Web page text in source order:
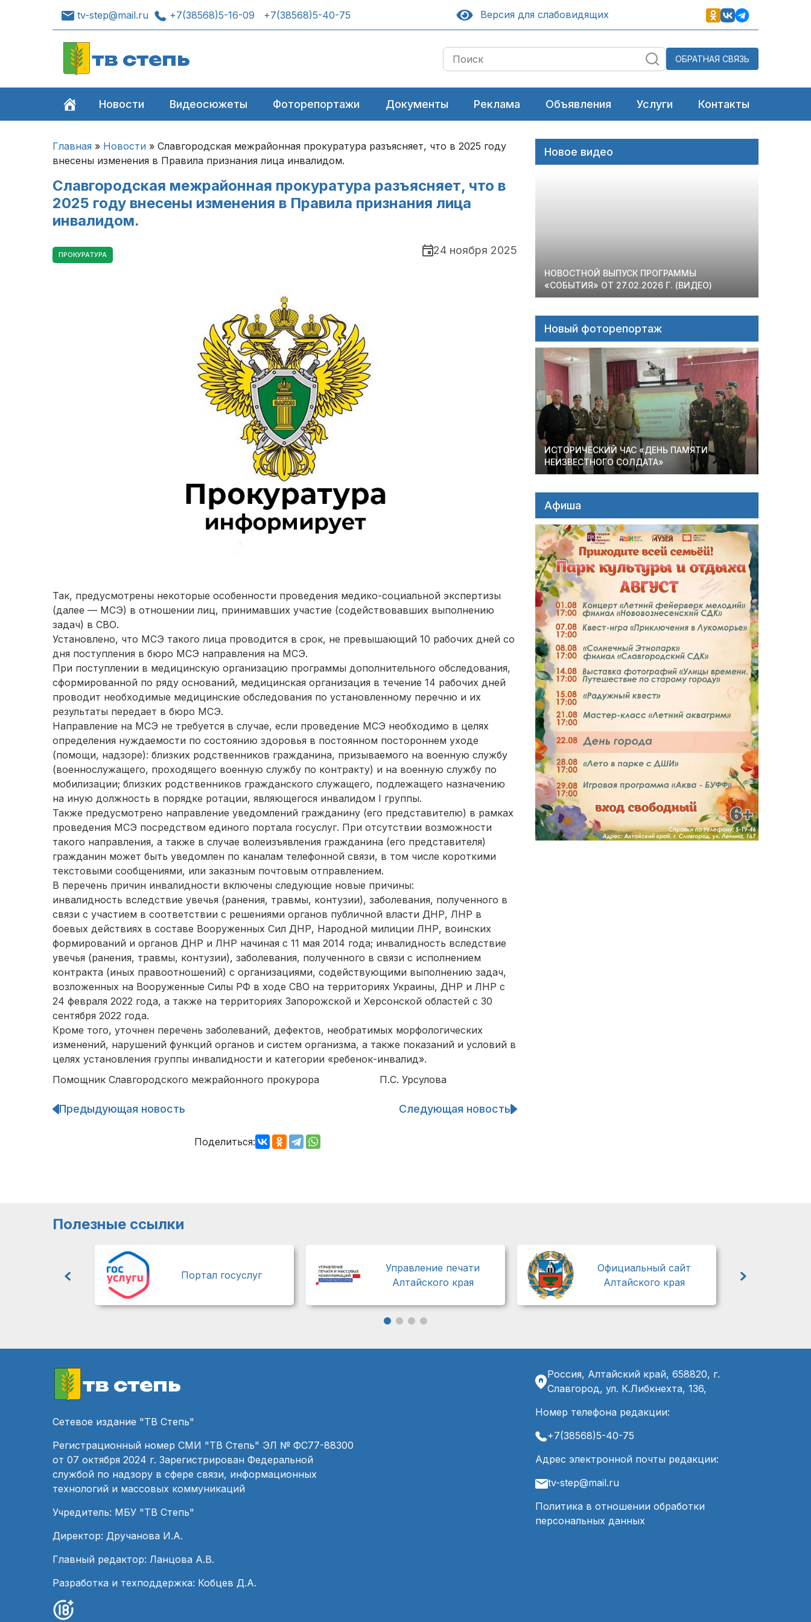
tv-step@mail.ru +7(38568)5-16-09 +7(38568)5-40-75 Версия для слабовидящих
тв степь ОБРАТНАЯ СВЯЗЬ
Новости Видеосюжеты Фоторепортажи Документы Реклама Объявления Услуги Контакты
Главная » Новости » Славгородская межрайонная прокуратура разъясняет, что в 2025 году
внесены изменения в Правила признания лица инвалидом.
Славгородская межрайонная прокуратура разъясняет, что в
2025 году внесены изменения в Правила признания лица
инвалидом.
ПРОКУРАТУРА 24 ноября 2025
Так, предусмотрены некоторые особенности проведения медико-социальной экспертизы
(далее — МСЭ) в отношении лиц, принимавших участие (содействовавших выполнению
задач) в СВО.
Установлено, что МСЭ такого лица проводится в срок, не превышающий 10 рабочих дней со
дня поступления в бюро МСЭ направления на МСЭ.
При поступлении в медицинскую организацию программы дополнительного обследования,
сформированной по ряду оснований, медицинская организация в течение 14 рабочих дней
проводит необходимые медицинские обследования по установленному перечню и их
результаты передает в бюро МСЭ.
Направление на МСЭ не требуется в случае, если проведение МСЭ необходимо в целях
определения нуждаемости по состоянию здоровья в постоянном постороннем уходе
(помощи, надзоре): близких родственников гражданина, призываемого на военную службу
(военнослужащего, проходящего военную службу по контракту) и на военную службу по
мобилизации; близких родственников гражданского служащего, подлежащего назначению
на иную должность в порядке ротации, являющегося инвалидом I группы.
Также предусмотрено направление уведомлений гражданину (его представителю) в рамках
проведения МСЭ посредством единого портала госуслуг. При отсутствии возможности
такого направления, а также в случае волеизъявления гражданина (его представителя)
гражданин может быть уведомлен по каналам телефонной связи, в том числе короткими
текстовыми сообщениями, или заказным почтовым отправлением.
В перечень причин инвалидности включены следующие новые причины:
инвалидность вследствие увечья (ранения, травмы, контузии), заболевания, полученного в
связи с участием в соответствии с решениями органов публичной власти ДНР, ЛНР в
боевых действиях в составе Вооруженных Сил ДНР, Народной милиции ЛНР, воинских
формирований и органов ДНР и ЛНР начиная с 11 мая 2014 года; инвалидность вследствие
увечья (ранения, травмы, контузии), заболевания, полученного в связи с исполнением
контракта (иных правоотношений) с организациями, содействующими выполнению задач,
возложенных на Вооруженные Силы РФ в ходе СВО на территориях Украины, ДНР и ЛНР с
24 февраля 2022 года, а также на территориях Запорожской и Херсонской областей с 30
сентября 2022 года.
Кроме того, уточнен перечень заболеваний, дефектов, необратимых морфологических
изменений, нарушений функций органов и систем организма, а также показаний и условий в
целях установления группы инвалидности и категории «ребенок-инвалид».
Помощник Славгородского межрайонного прокурора П.С. Урсулова
Навигация
Предыдующая новость Следующая новость
Поделиться:
Новое видео
НОВОСТНОЙ ВЫПУСК ПРОГРАММЫ
«СОБЫТИЯ» ОТ 27.02.2026 Г. (ВИДЕО)
Новый фоторепортаж
ИСТОРИЧЕСКИЙ ЧАС «ДЕНЬ ПАМЯТИ
НЕИЗВЕСТНОГО СОЛДАТА»
Афиша
Полезные ссылки
Портал госуслуг
Управление печати
Алтайского края
Официальный сайт
Алтайского края
тв степь
Сетевое издание "ТВ Степь"
Регистрационный номер СМИ "ТВ Степь" ЭЛ № ФС77-88300
от 07 октября 2024 г. Зарегистрирован Федеральной
службой по надзору в сфере связи, информационных
технологий и массовых коммуникаций
Учредитель: МБУ "ТВ Степь"
Директор: Дручанова И.А.
Главный редактор: Ланцова А.В.
Разработка и техподдержка: Кобцев Д.А.
Россия, Алтайский край, 658820, г.
Славгород, ул. К.Либкнехта, 136,
Номер телефона редакции:
+7(38568)5-40-75
Адрес электронной почты редакции:
tv-step@mail.ru
Политика в отношении обработки
персональных данных